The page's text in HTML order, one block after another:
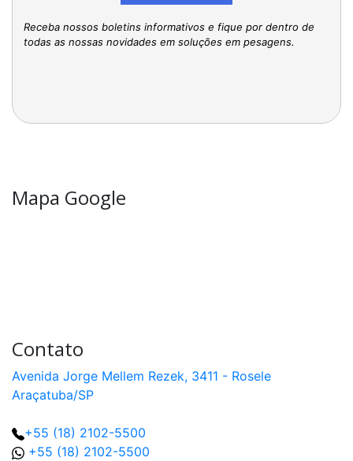
Receba nossos boletins informativos e fique por dentro de
todas as nossas novidades em soluções em pesagens.
Mapa Google
Contato
Avenida Jorge Mellem Rezek, 3411 - Rosele
Araçatuba/SP
+55 (18) 2102-5500
+55 (18) 2102-5500